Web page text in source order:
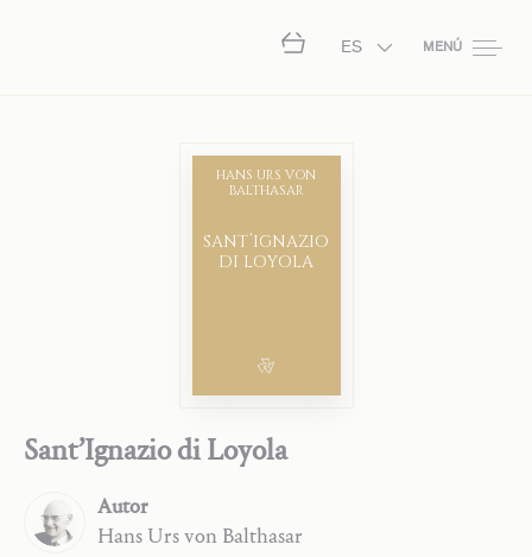
ES MENÚ
SANT’IGNAZIO
DI LOYOLA
HANS URS VON
BALTHASAR
Sant’Ignazio di Loyola
Autor
Hans Ursvon Balthasar